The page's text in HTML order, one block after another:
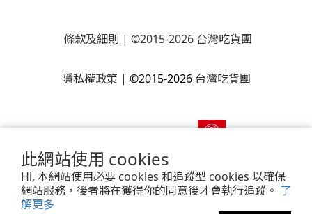
此網站使用 cookies
Hi, 本網站使用必要 cookies 和追蹤型 cookies 以確保
網站服務，後者將在獲得你的同意後才會執行追蹤。 了
解更多
條款及細則 | ©2015-2026 台灣吃貨團
隱私權政策 | ©2015-2026台灣吃貨團